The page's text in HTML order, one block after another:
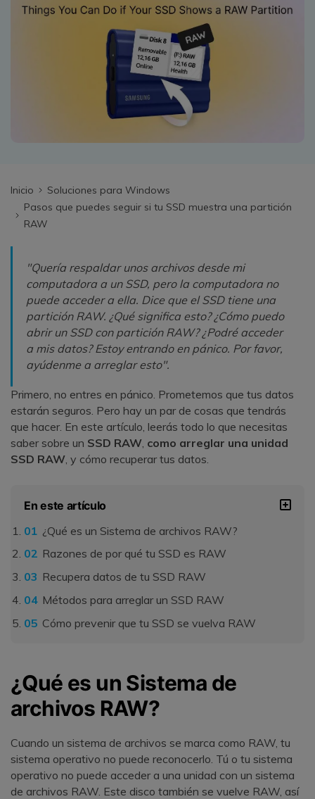
Recoverit Gratis
Recupera datos perdidos/eliminados gratis
Pruébalo Gratis
Repairit - Reparar Datos
UBackit - Respaldar Datos
VER TODAS LAS FUNCIONES
search
Inicio
Soluciones para Windows
Pasos que puedes seguir si tu SSD muestra una partición
RAW
"Quería respaldar unos archivos desde mi
computadora a un SSD, pero la computadora no
puede acceder a ella. Dice que el SSD tiene una
partición RAW. ¿Qué significa esto? ¿Cómo puedo
abrir un SSD con partición RAW? ¿Podré acceder
a mis datos? Estoy entrando en pánico. Por favor,
ayúdenme a arreglar esto".
Primero, no entres en pánico. Prometemos que tus datos
estarán seguros. Pero hay un par de cosas que tendrás
que hacer. En este artículo, leerás todo lo que necesitas
saber sobre un SSD RAW como arreglar una unidad
SSD RAW , y cómo recuperar tus datos.
En este artículo
¿Qué es un Sistema de archivos RAW?
Razones de por qué tu SSD es RAW
Recupera datos de tu SSD RAW
Métodos para arreglar un SSD RAW
Cómo prevenir que tu SSD se vuelva RAW
¿Qué es un Sistema de
archivos RAW?
Cuando un sistema de archivos se marca como RAW, tu
sistema operativo no puede reconocerlo. Tú o tu sistema
operativo no puede acceder a una unidad con un sistema
de archivos RAW. Este disco también se vuelve RAW, así